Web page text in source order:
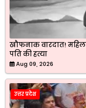
खौफनाक वारदात!
पति की हत्या
Aug 09, 2026
उत्तर प्रदेश